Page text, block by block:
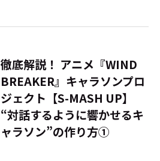
徹底解説！ アニメ『WIND
BREAKER』キャラソンプロ
ジェクト【S-MASH UP】
――“対話するように響かせるキ
ャラソン”の作り方①